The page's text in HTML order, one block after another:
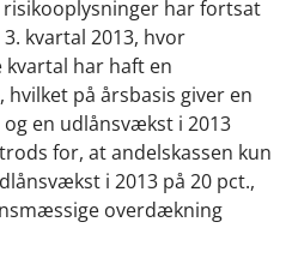
har fortsat
kvartal 2013, hvor
kvartal har haft en
på årsbasis giver en
en udlånsvækst i 2013
for, at andelskassen kun
i 2013 på 20 pct.,
overdækning